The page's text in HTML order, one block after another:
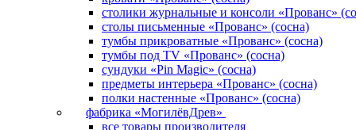
столики журнальные и консоли «Прованс»
столы письменные «Прованс» (сосна)
тумбы прикроватные «Прованс» (сосна)
тумбы под TV «Прованс» (сосна)
сундуки «Pin Magic» (сосна)
предметы интерьера «Прованс» (сосна)
полки настенные «Прованс» (сосна)
фабрика «МогилёвДрев»
все товары производителя